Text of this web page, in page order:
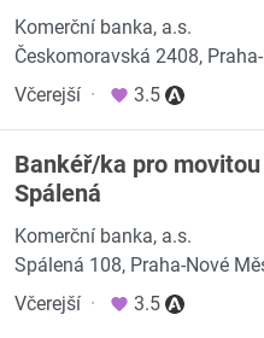
Komerční banka, a.s.
Českomoravská 2408,
Včerejší · 3.5
Bankéř/ka pro
Spálená
Komerční banka, a.s.
Spálená 108, Praha-Nové
Včerejší · 3.5